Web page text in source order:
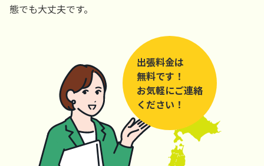
態でも大丈夫です。
出張料金は
無料です！
お気軽にご連絡
ください！